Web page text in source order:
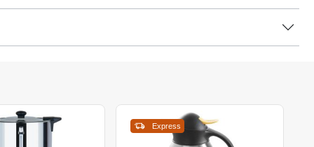
Express